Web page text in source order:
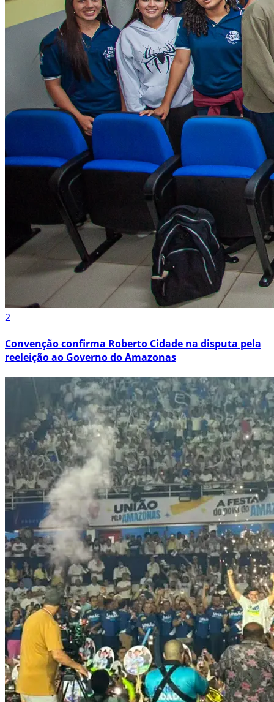
2
Convenção confirma Roberto Cidade na disputa pela
reeleição ao Governo do Amazonas